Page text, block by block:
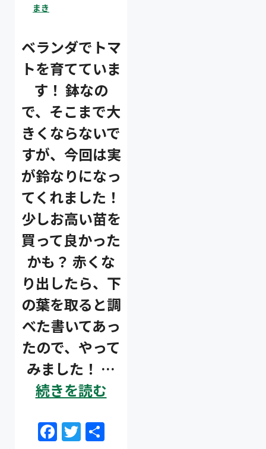
まき
ベランダでトマ
トを育てていま
す！ 鉢なの
で、そこまで大
きくならないで
すが、今回は実
が鈴なりになっ
てくれました！
少しお高い苗を
買って良かった
かも？ 赤くな
り出したら、下
の葉を取ると調
べた書いてあっ
たので、やって
みました！ …
続きを読む
F T 共